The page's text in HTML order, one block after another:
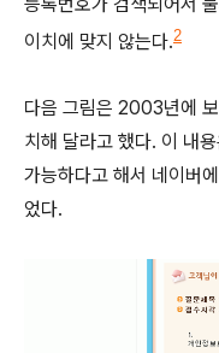
이치에 맞지 않는다.2
다음 그림은 2003년에
치해 달라고 했다. 이 내
가능하다고 해서 네이버
었다.